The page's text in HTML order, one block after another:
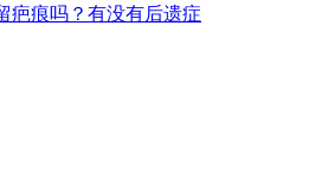
疤痕吗？有没有后遗症